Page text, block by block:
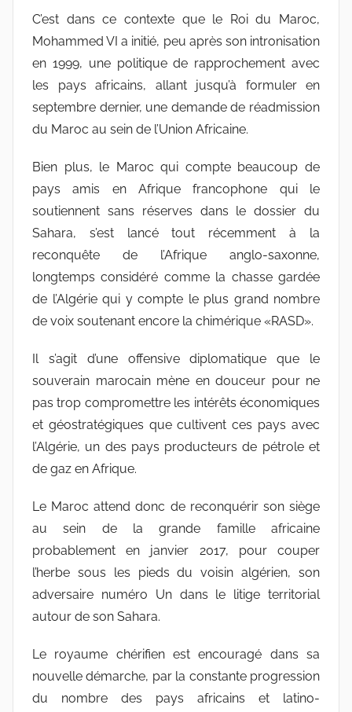
C’est dans ce contexte que le Roi du Maroc,
Mohammed VI a initié, peu après son intronisation
en 1999, une politique de rapprochement avec
les pays africains, allant jusqu’à formuler en
septembre dernier, une demande de réadmission
du Maroc au sein de l’Union Africaine.
Bien plus, le Maroc qui compte beaucoup de
pays amis en Afrique francophone qui le
soutiennent sans réserves dans le dossier du
Sahara, s’est lancé tout récemment à la
reconquête de l’Afrique anglo-saxonne,
longtemps considéré comme la chasse gardée
de l’Algérie qui y compte le plus grand nombre
de voix soutenant encore la chimérique «RASD».
Il s’agit d’une offensive diplomatique que le
souverain marocain mène en douceur pour ne
pas trop compromettre les intérêts économiques
et géostratégiques que cultivent ces pays avec
l’Algérie, un des pays producteurs de pétrole et
de gaz en Afrique.
Le Maroc attend donc de reconquérir son siège
au sein de la grande famille africaine
probablement en janvier 2017, pour couper
l’herbe sous les pieds du voisin algérien, son
adversaire numéro Un dans le litige territorial
autour de son Sahara.
Le royaume chérifien est encouragé dans sa
nouvelle démarche, par la constante progression
du nombre des pays africains et latino-